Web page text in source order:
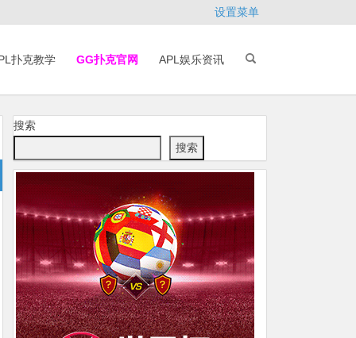
设置菜单
扑克教学 GG扑克官网 APL娱乐资讯
搜索
搜索